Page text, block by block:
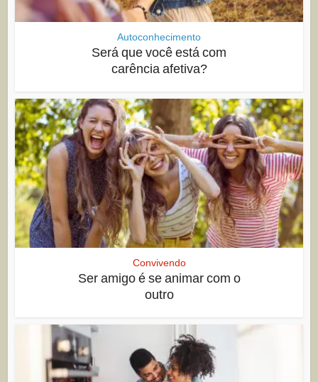
Autoconhecimento
Será que você está com
carência afetiva?
Convivendo
Ser amigo é se animar com o
outro